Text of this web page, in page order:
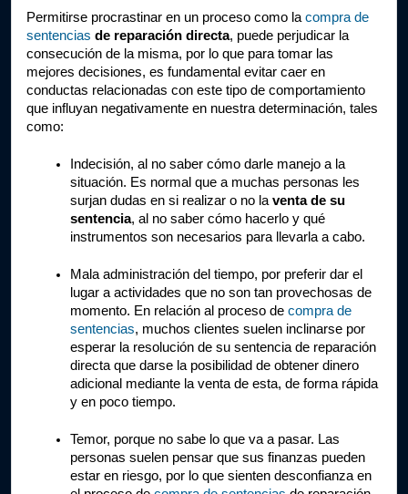
Permitirse procrastinar en un proceso como la compra de
sentencias de reparación directa, puede perjudicar la
consecución de la misma, por lo que para tomar las
mejores decisiones, es fundamental evitar caer en
conductas relacionadas con este tipo de comportamiento
que influyan negativamente en nuestra determinación, tales
como:
Indecisión, al no saber cómo darle manejo a la
situación. Es normal que a muchas personas les
surjan dudas en si realizar o no la venta de su
sentencia, al no saber cómo hacerlo y qué
instrumentos son necesarios para llevarla a cabo.
Mala administración del tiempo, por preferir dar el
lugar a actividades que no son tan provechosas de
momento. En relación al proceso de compra de
sentencias, muchos clientes suelen inclinarse por
esperar la resolución de su sentencia de reparación
directa que darse la posibilidad de obtener dinero
adicional mediante la venta de esta, de forma rápida
y en poco tiempo.
Temor, porque no sabe lo que va a pasar. Las
personas suelen pensar que sus finanzas pueden
estar en riesgo, por lo que sienten desconfianza en